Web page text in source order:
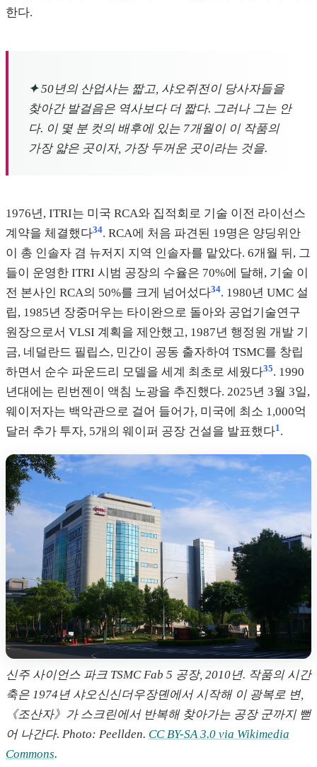
한다.
✦50년의 산업사는 짧고, 샤오쥐전이 당사자들을
찾아간 발걸음은 역사보다 더 짧다. 그러나 그는 안
다. 이 몇 분 컷의 배후에 있는 7개월이 이 작품의
가장 얇은 곳이자, 가장 두꺼운 곳이라는 것을.
1976년, ITRI는 미국 RCA와 집적회로 기술 이전 라이선스
계약을 체결했다34. RCA에 처음 파견된 19명은 양딩위안
이 총 인솔자 겸 뉴저지 지역 인솔자를 맡았다. 6개월 뒤, 그
들이 운영한 ITRI 시범 공장의 수율은 70%에 달해, 기술 이
전 본사인 RCA의 50%를 크게 넘어섰다34. 1980년 UMC 설
립, 1985년 장중머우는 타이완으로 돌아와 공업기술연구
원장으로서 VLSI 계획을 제안했고, 1987년 행정원 개발 기
금, 네덜란드 필립스, 민간이 공동 출자하여 TSMC를 창립
하면서 순수 파운드리 모델을 세계 최초로 세웠다35. 1990
년대에는 린번젠이 액침 노광을 추진했다. 2025년 3월 3일,
웨이저자는 백악관으로 걸어 들어가, 미국에 최소 1,000억
달러 추가 투자, 5개의 웨이퍼 공장 건설을 발표했다1 .
신주 사이언스 파크 TSMC Fab 5 공장, 2010년. 작품의 시간
축은 1974년 샤오신신더우장뎬에서 시작해 이 광복로 변,
《조산자》가 스크린에서 반복해 찾아가는 공장 군까지 뻗
어 나간다. Photo: Peellden. CC BY-SA 3.0 via Wikimedia
Commons.